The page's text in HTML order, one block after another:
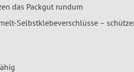
das Packgut rundum
Selbstklebeverschlüsse –